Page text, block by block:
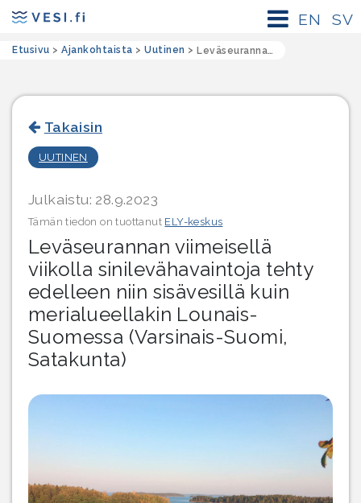
SV
EN
Etusivu > Ajankohtaista > Uutinen > Leväseurannan viimeisellä viikolla sinilevähavaintoja tehty edelleen niin sisävesillä kuin merialueellakin Lounais-Suomessa (Varsinais-Suomi, Satakunta)
Takaisin
UUTINEN
Julkaistu: 28.9.2023
Tämän tiedon on tuottanut ELY-keskus
Leväseurannan viimeisellä
viikolla sinilevähavaintoja tehty
edelleen niin sisävesillä kuin
merialueellakin Lounais-
Suomessa (Varsinais-Suomi,
Satakunta)